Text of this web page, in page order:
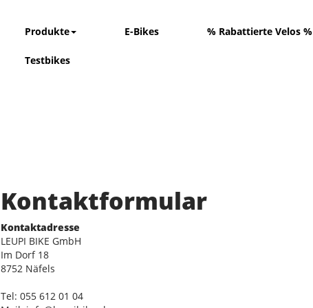
Produkte E-Bikes % Rabattierte Velos %
Testbikes
Kontaktformular
Kontaktadresse
LEUPI BIKE GmbH
Im Dorf 18
8752 Näfels
Tel: 055 612 01 04